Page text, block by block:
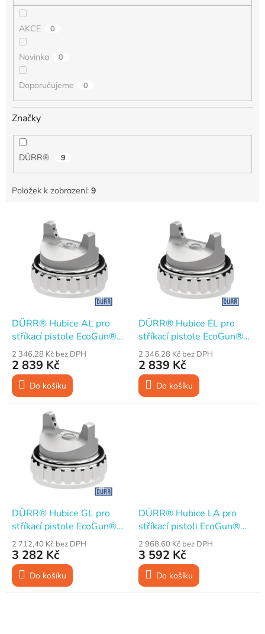
AKCE 0
Novinka 0
Doporučujeme 0
Značky
DÜRR® 9
Položek k zobrazení: 9
DÜRR® Hubice AL pro
stříkací pistole EcoGun®
116 R, 246
2 346,28 Kč bez DPH
2 839 Kč
Do košíku
DÜRR® Hubice EL pro
stříkací pistole EcoGun®
116 R
2 346,28 Kč bez DPH
2 839 Kč
Do košíku
DÜRR® Hubice GL pro
stříkací pistole EcoGun®
116 R, 246
2 712,40 Kč bez DPH
3 282 Kč
Do košíku
DÜRR® Hubice LA pro
stříkací pistoli EcoGun®
119
2 968,60 Kč bez DPH
3 592 Kč
Do košíku